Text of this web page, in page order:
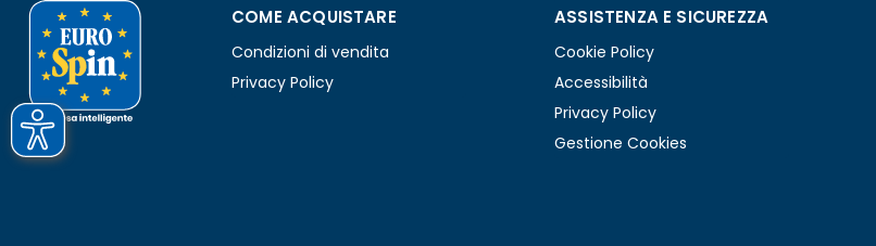
COME ACQUISTARE
Condizioni di vendita
Privacy Policy
ASSISTENZA E SICUREZZA
Cookie Policy
Accessibilità
Privacy Policy
Gestione Cookies